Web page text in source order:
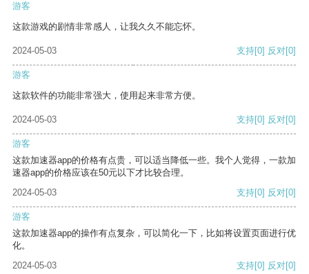
游客
这款游戏的剧情非常感人，让我久久不能忘怀。
2024-05-03 支持[0] 反对[0]
游客
这款软件的功能非常强大，使用起来非常方便。
2024-05-03 支持[0] 反对[0]
游客
这款加速器app的价格有点贵，可以适当降低一些。我个人觉得，一款加
速器app的价格应该在50元以下才比较合理。
2024-05-03
支持[0] 反对[0]
游客
这款加速器app的操作有点复杂，可以简化一下，比如将设置页面进行优
化。
2024-05-03
支持[0] 反对[0]